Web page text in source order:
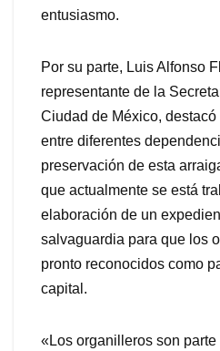
entusiasmo.
Por su parte, Luis Alfonso
representante de la
Ciudad de México,
entre diferentes
preservación de esta
que actualmente se está
elaboración de un
salvaguardia para que los
pronto reconocidos como
capital.
«Los organilleros son parte